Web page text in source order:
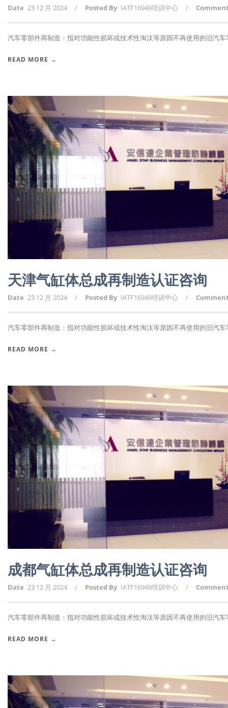
Date 23 12 月 2024 / Posted By IATF16949培训中心 /
汽车零部件再制造：指对功能性损坏或技术性淘汰等原因不再使用的旧汽车
READ MORE →
天津气缸体总成再制造认证咨询
Date 23 12 月 2024 / Posted By IATF16949培训中心 /
汽车零部件再制造：指对功能性损坏或技术性淘汰等原因不再使用的旧汽车
READ MORE →
成都气缸体总成再制造认证咨询
Date 23 12 月 2024 / Posted By IATF16949培训中心 /
汽车零部件再制造：指对功能性损坏或技术性淘汰等原因不再使用的旧汽车
READ MORE →